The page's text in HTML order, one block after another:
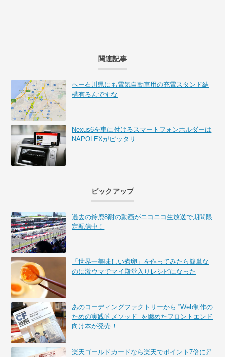
関連記事
へー石川県にも電気自動車用の充電スタンド結
構有るんですな
Nexus6を車に付けるスマートフォンホルダーは
NAPOLEXがピッタリ
ピックアップ
過去の鈴鹿8耐の動画がニコニコ生放送で期間限
定配信中！
「世界一美味しい煮卵」を作ってみたら簡単な
のに激ウマでマイ殿堂入りレシピになった
あのコーディングファクトリーから ”Web制作の
ための実践的メソッド” を纏めたフロントエンド
向け本が発売！
楽天ゴールドカードなら楽天でポイント7倍に昇